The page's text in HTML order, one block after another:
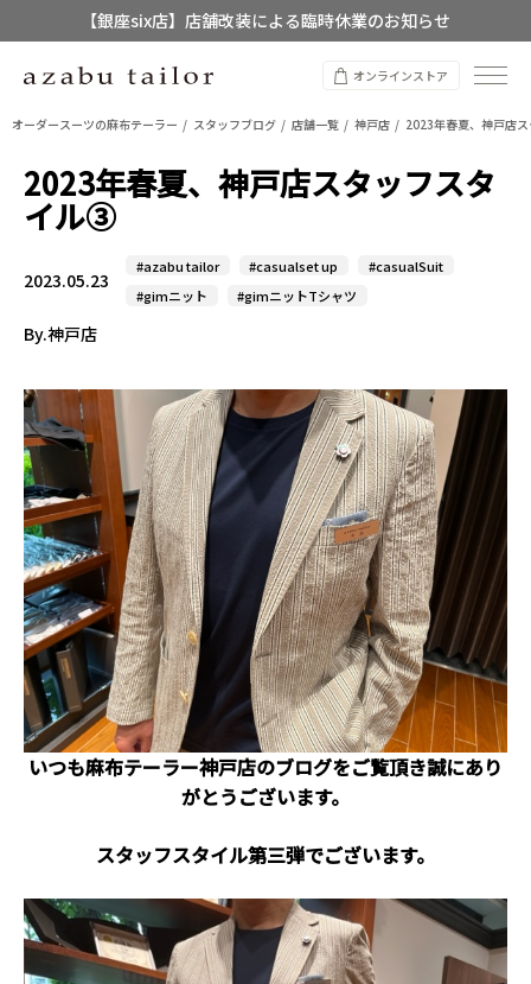
【店舗限定】レディースオーダースーツ
8/12~8/16 夏季休業のお知らせ
オンラインストア
オーダースーツの麻布テーラー スタッフブログ 店舗一覧 神戸店 2023年春夏、神戸店
2023年春夏、神戸店スタッフスタ
イル③
2023.05.23
#azabu tailor #casualset up
#casualSuit
#gimニット
#gimニットTシャツ
By.神戸店
いつも麻布テーラー神戸店のブログをご覧頂き誠にあり
がとうございます。
スタッフスタイル第三弾でございます。